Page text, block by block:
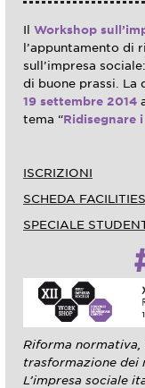
Il Workshop
l’appuntamento
sull’impresa
di buone prassi. La
19 settembre 2014
tema “Ridisegnare
ISCRIZIONI
SCHEDA FACILITIES
SPECIALE
Riforma
trasformazione dei
L’impresa sociale